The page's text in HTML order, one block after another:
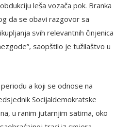
leša vozača pok. Branka
da se obavi razgovor sa
svih relevantnih činjenica
saopštilo je tužilaštvo u
a koji se odnose na
Socijaldemokratske
u ranim jutarnjim satima, oko